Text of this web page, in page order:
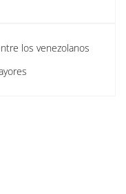
los venezolanos